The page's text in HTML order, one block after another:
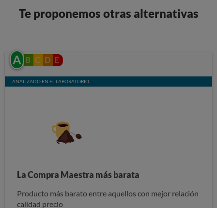
Te proponemos otras alternativas
A B C D E
ANALIZADO EN EL LABORATORIO
La Compra Maestra más barata
Producto más barato entre aquellos con mejor relación
calidad precio